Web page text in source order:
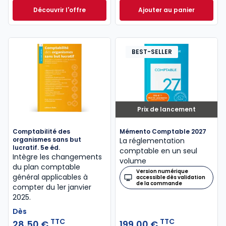
Découvrir l'offreEntreprise individuelle 2023/2024. 14e éd. à partir
Dès
Ajouter au panier
Mémentis
Comptabilité des
organismes sans but
lucratif. 5e éd.
Intègre les changements
du plan comptable
général applicables à
compter du 1er janvier
2025.
Dès
TTC
Prix de lancement
BEST-SELLER
Mémento Comptable 2027
La réglementation
comptable en un seul
volume
Version numérique
accessible dès validation
de la commande
TTC